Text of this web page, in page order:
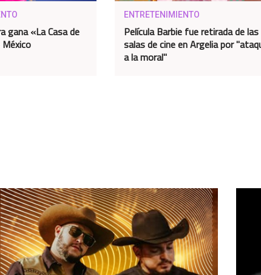
gana «La Casa de
ENTRETENIMIENTO
Película Barbie fue retirada de las
salas de cine en Argelia por
a la moral"